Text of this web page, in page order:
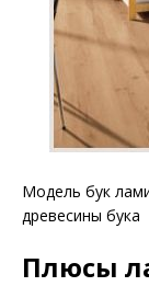
Модель бук
древесины бука
Плюсы